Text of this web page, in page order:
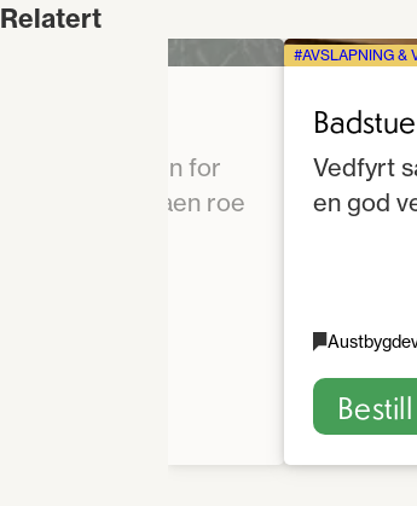
Relatert
saunaflåten for
vedfyrte saunaen roe
AVSLAPNING &
Vedfyrt
en god